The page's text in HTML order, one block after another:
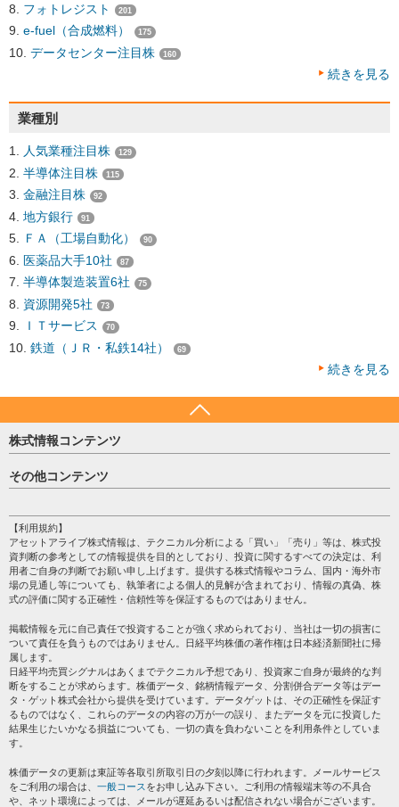
フォトレジスト 201
e-fuel（合成燃料） 175
データセンター注目株 160
続きを見る
業種別
人気業種注目株 129
半導体注目株 115
金融注目株 92
地方銀行 91
ＦＡ（工場自動化） 90
医薬品大手10社 87
半導体製造装置6社 75
資源開発5社 73
ＩＴサービス 70
鉄道（ＪＲ・私鉄14社） 69
続きを見る
株式情報コンテンツ
日経平均
売買シグナル
株テーマ情報
海外市況
投資カレンダー
格付け情報
その他コンテンツ
個人情報保護方針
プライバシーポリシー
会社案内
サイトマップ
過去データ
【利用規約】
アセットアライブ株式情報は、テクニカル分析による「買い」「売り」等は、株式投
資判断の参考としての情報提供を目的としており、投資に関するすべての決定は、利
用者ご自身の判断でお願い申し上げます。提供する株式情報やコラム、国内・海外市
場の見通し等についても、執筆者による個人的見解が含まれており、情報の真偽、株
式の評価に関する正確性・信頼性等を保証するものではありません。
掲載情報を元に自己責任で投資することが強く求められており、当社は一切の損害に
ついて責任を負うものではありません。日経平均株価の著作権は日本経済新聞社に帰
属します。
日経平均売買シグナルはあくまでテクニカル予想であり、投資家ご自身が最終的な判
断をすることが求めらます。株価データ、銘柄情報データ、分割併合データ等はデー
タ・ゲット株式会社から提供を受けています。データゲットは、その正確性を保証す
るものではなく、これらのデータの内容の万が一の誤り、またデータを元に投資した
結果生じたいかなる損益についても、一切の責を負わないことを利用条件としていま
す。
株価データの更新は東証等各取引所取引日の夕刻以降に行われます。メールサービス
をご利用の場合は、 一般コース をお申し込み下さい。ご利用の情報端末等の不具合
や、ネット環境によっては、メールが遅延あるいは配信されない場合がございます。